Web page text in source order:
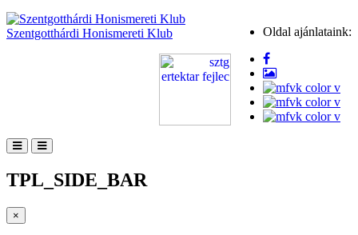
Oldal ajánlataink:
Szentgotthárdi Honismereti Klub
TPL_SIDE_BAR
×